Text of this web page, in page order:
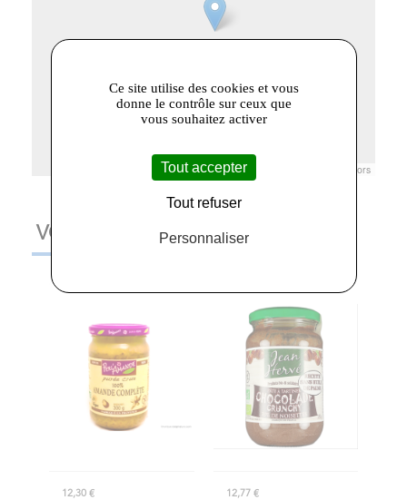
© Openstreetmap France | © contributors
VOUS AIMEREZ AUSSI
12,30 € 12,77 €
Ce site utilise des cookies et vous
donne le contrôle sur ceux que
vous souhaitez activer
Tout accepter
Tout refuser
Personnaliser